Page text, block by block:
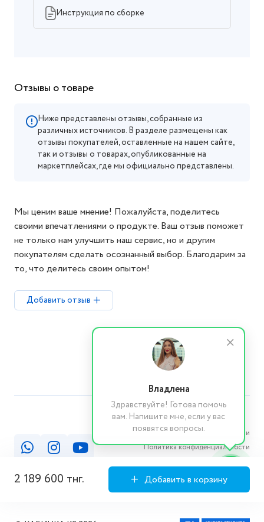
Инструкция по сборке
2 189 600 тнг. Добавить в корзину
Отзывы о товаре
Ниже представлены отзывы, собранные из
различных источников. В разделе размещены как
отзывы покупателей, оставленные на нашем сайте,
так и отзывы о товарах, опубликованные на
маркетплейсах, где мы официально представлены.
Мы ценим ваше мнение! Пожалуйста, поделитесь
своими впечатлениями о продукте. Ваш отзыв поможет
не только нам улучшить наш сервис, но и другим
покупателям сделать осознанный выбор. Благодарим за
то, что делитесь своим опытом!
Добавить отзыв
Реквизиты компании
Политика конфиденциальности
Владлена
Здравствуйте! Готова помочь
вам. Напишите мне, если у вас
появятся вопросы.